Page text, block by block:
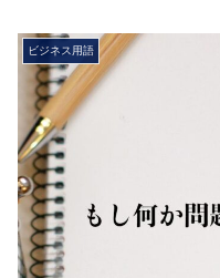
ビジネス用語